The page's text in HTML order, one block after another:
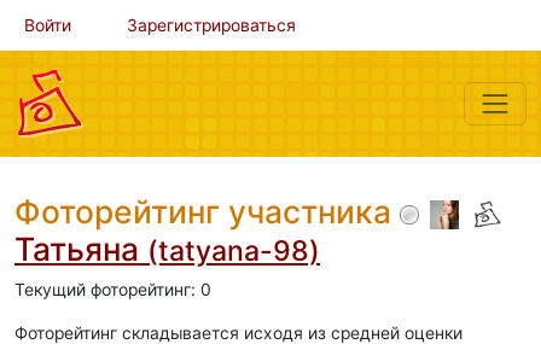
Войти Зарегистрироваться
Фоторейтинг участника
Татьяна (tatyana-98)
Текущий фоторейтинг: 0
Фоторейтинг складывается исходя из средней оценки